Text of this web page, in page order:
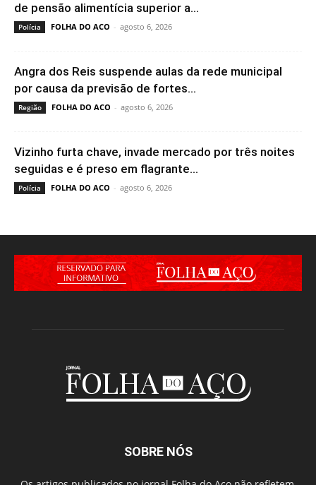
de pensão alimentícia superior a...
Polícia FOLHA DO ACO - agosto 6, 2026
Angra dos Reis suspende aulas da rede municipal
por causa da previsão de fortes...
Região FOLHA DO ACO - agosto 6, 2026
Vizinho furta chave, invade mercado por três noites
seguidas e é preso em flagrante...
Polícia FOLHA DO ACO - agosto 6, 2026
SOBRE NÓS